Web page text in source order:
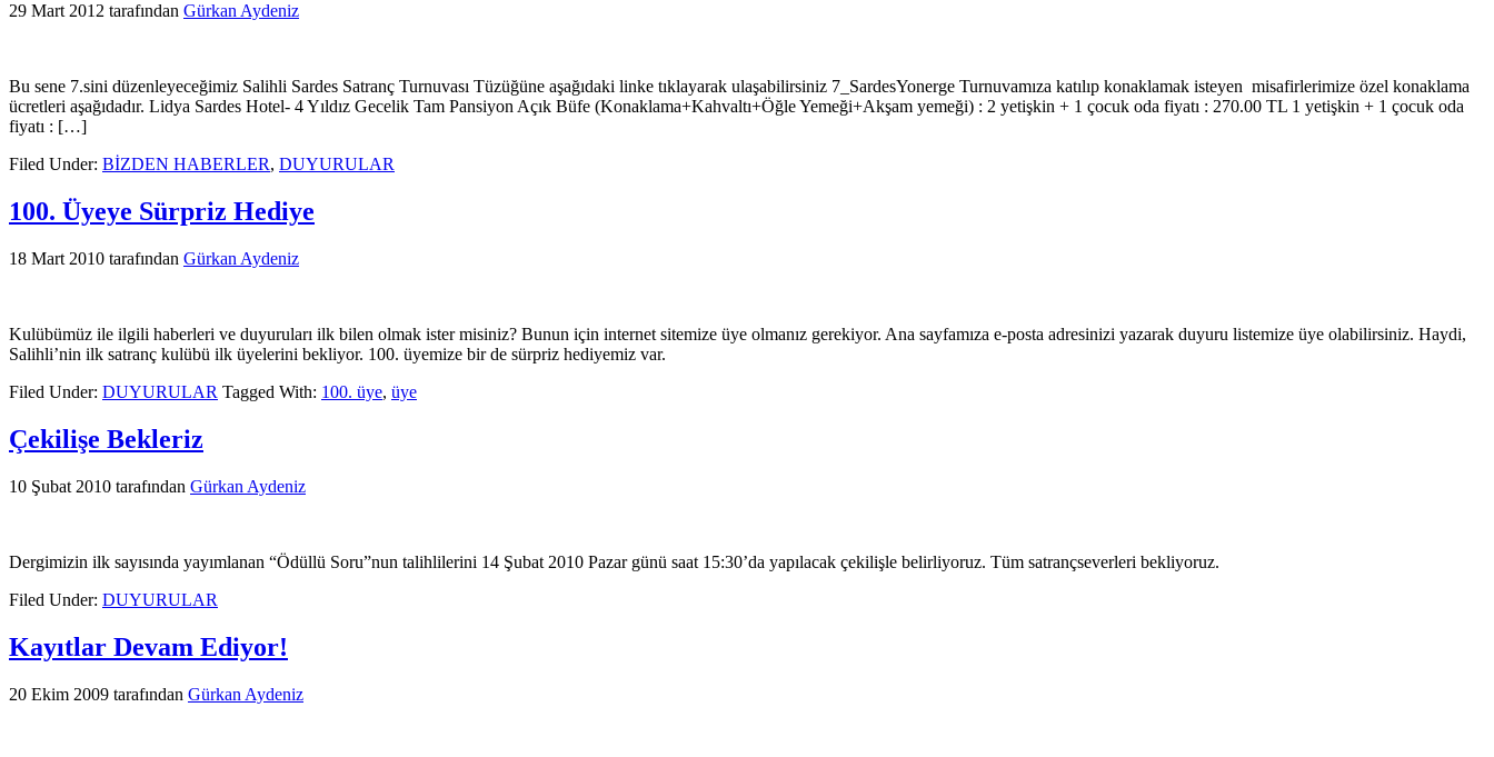
29 Mart 2012 tarafından Gürkan Aydeniz
Bu sene 7.sini düzenleyeceğimiz Salihli Sardes Satranç Turnuvası Tüzüğüne aşağıdaki linke tıklayarak ulaşabilirsiniz 7_SardesYonerge Turnuvamıza katılıp konaklamak isteyen misafirlerimize özel konaklama
ücretleri aşağıdadır. Lidya Sardes Hotel- 4 Yıldız Gecelik Tam Pansiyon Açık Büfe (Konaklama+Kahvaltı+Öğle Yemeği+Akşam yemeği) : 2 yetişkin + 1 çocuk oda fiyatı : 270.00 TL 1 yetişkin + 1 çocuk oda
fiyatı : […]
Filed Under: BİZDEN HABERLER, DUYURULAR
100. Üyeye Sürpriz Hediye
18 Mart 2010 tarafından Gürkan Aydeniz
Kulübümüz ile ilgili haberleri ve duyuruları ilk bilen olmak ister misiniz? Bunun için internet sitemize üye olmanız gerekiyor. Ana sayfamıza e-posta adresinizi yazarak duyuru listemize üye olabilirsiniz. Haydi,
Salihli’nin ilk satranç kulübü ilk üyelerini bekliyor. 100. üyemize bir de sürpriz hediyemiz var.
Filed Under: DUYURULAR Tagged With: 100. üye, üye
Çekilişe Bekleriz
10 Şubat 2010 tarafından Gürkan Aydeniz
Dergimizin ilk sayısında yayımlanan “Ödüllü Soru”nun talihlilerini 14 Şubat 2010 Pazar günü saat 15:30’da yapılacak çekilişle belirliyoruz. Tüm satrançseverleri bekliyoruz.
Filed Under: DUYURULAR
Kayıtlar Devam Ediyor!
20 Ekim 2009 tarafından Gürkan Aydeniz